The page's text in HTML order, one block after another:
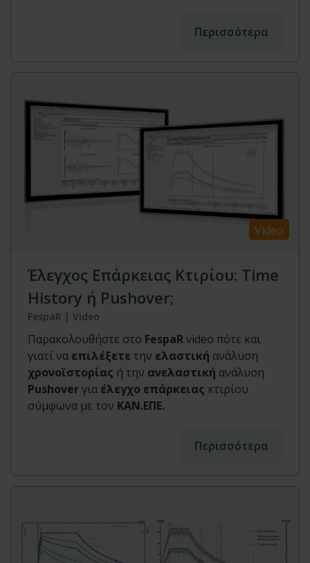
Περισσότερα
Video
Έλεγχος Επάρκειας Κτιρίου: Time
History ή Pushover;
FespaR | Video
Παρακολουθήστε στο FespaRvideo πότε και
γιατί να επιλέξετε την ελαστική ανάλυση
χρονοϊστορίας ή την ανελαστική ανάλυση
Pushoverγια έλεγχο επάρκειας κτιρίου
σύμφωνα με τον ΚΑΝ.ΕΠΕ.
Περισσότερα